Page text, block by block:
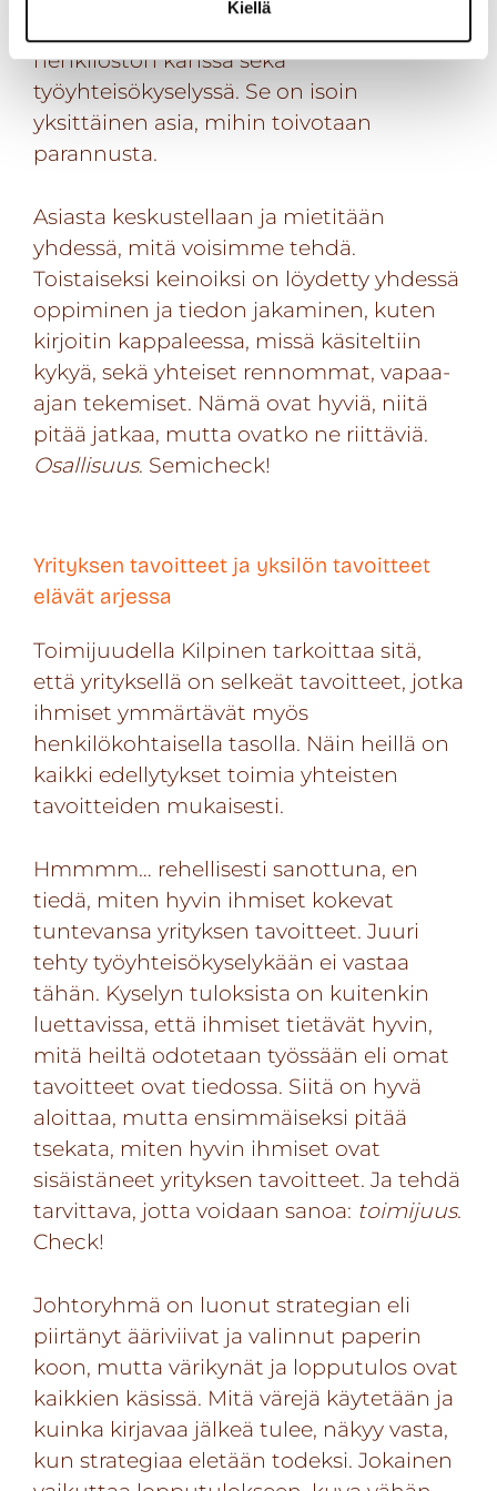
Kiellä
henkilöstön kanssa sekä
työyhteisökyselyssä. Se on isoin
yksittäinen asia, mihin toivotaan
parannusta.
Asiasta keskustellaan ja mietitään
yhdessä, mitä voisimme tehdä.
Toistaiseksi keinoiksi on löydetty yhdessä
oppiminen ja tiedon jakaminen, kuten
kirjoitin kappaleessa, missä käsiteltiin
kykyä, sekä yhteiset rennommat, vapaa-
ajan tekemiset. Nämä ovat hyviä, niitä
pitää jatkaa, mutta ovatko ne riittäviä.
Osallisuus. Semicheck!
Yrityksen tavoitteet ja yksilön tavoitteet
elävät arjessa
Toimijuudella Kilpinen tarkoittaa sitä,
että yrityksellä on selkeät tavoitteet, jotka
ihmiset ymmärtävät myös
henkilökohtaisella tasolla. Näin heillä on
kaikki edellytykset toimia yhteisten
tavoitteiden mukaisesti.
Hmmmm… rehellisesti sanottuna, en
tiedä, miten hyvin ihmiset kokevat
tuntevansa yrityksen tavoitteet. Juuri
tehty työyhteisökyselykään ei vastaa
tähän. Kyselyn tuloksista on kuitenkin
luettavissa, että ihmiset tietävät hyvin,
mitä heiltä odotetaan työssään eli omat
tavoitteet ovat tiedossa. Siitä on hyvä
aloittaa, mutta ensimmäiseksi pitää
tsekata, miten hyvin ihmiset ovat
sisäistäneet yrityksen tavoitteet. Ja tehdä
tarvittava, jotta voidaan sanoa: toimijuus.
Check!
Johtoryhmä on luonut strategian eli
piirtänyt ääriviivat ja valinnut paperin
koon, mutta värikynät ja lopputulos ovat
kaikkien käsissä. Mitä värejä käytetään ja
kuinka kirjavaa jälkeä tulee, näkyy vasta,
kun strategiaa eletään todeksi. Jokainen